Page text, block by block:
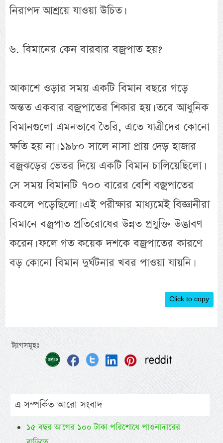
নিরাপদ আশ্রয়ে যাওয়া উচিত।
৬. বিমানের কেন বারবার বজ্রপাত হয়?
আকাশে ওড়ার সময় একটি বিমান বছরে গড়ে
অন্তত একবার বজ্রপাতের শিকার হয়। তবে আধুনিক
বিমানগুলো এমনভাবে তৈরি, এতে যাত্রীদের কোনো
ক্ষতি হয় না। ১৯৮০ সালে নাসা প্রায় দেড় হাজার
বজ্রঝড়ের ভেতর দিয়ে একটি বিমান চালিয়েছিলো।
সে সময় বিমানটি ৭০০ বারের বেশি বজ্রপাতের
কবলে পড়েছিলো। এই পরীক্ষার মাধ্যমেই বিজ্ঞানীরা
বিমানে বজ্রপাত প্রতিরোধের উন্নত প্রযুক্তি উদ্ভাবণ
করেন। ফলে গত কয়েক দশকে বজ্রপাতের কারণে
বড় কোনো বিমান দুর্ঘটনার খবর পাওয়া যায়নি।
Click to copy
ট্যাগসমূহঃ
এ সম্পর্কিত আরো সংবাদ
১৫ বছর আগের ১০০ টাকা পরিশোধে পাওনাদারের